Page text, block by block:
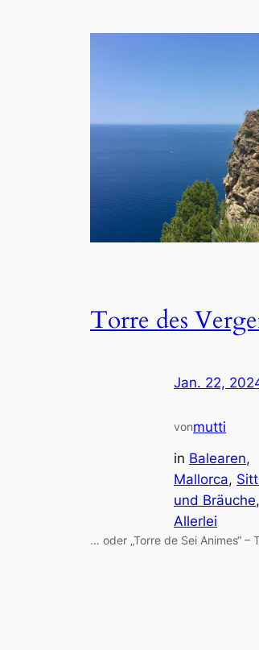
Torre des
Jan. 22,
vonmutti
in Balearen
Mallorca,
und Bräuche,
Allerlei
… oder „Torre de Sei Animes“ –